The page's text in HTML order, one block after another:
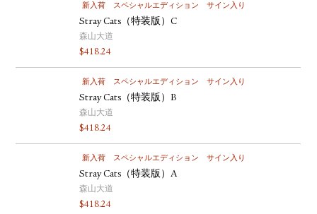
新入荷 スペシャルエディション サイン入り
Stray Cats（特装版）C
森山大道
$418.24
新入荷 スペシャルエディション サイン入り
Stray Cats（特装版）B
森山大道
$418.24
新入荷 スペシャルエディション サイン入り
Stray Cats（特装版）A
森山大道
$418.24